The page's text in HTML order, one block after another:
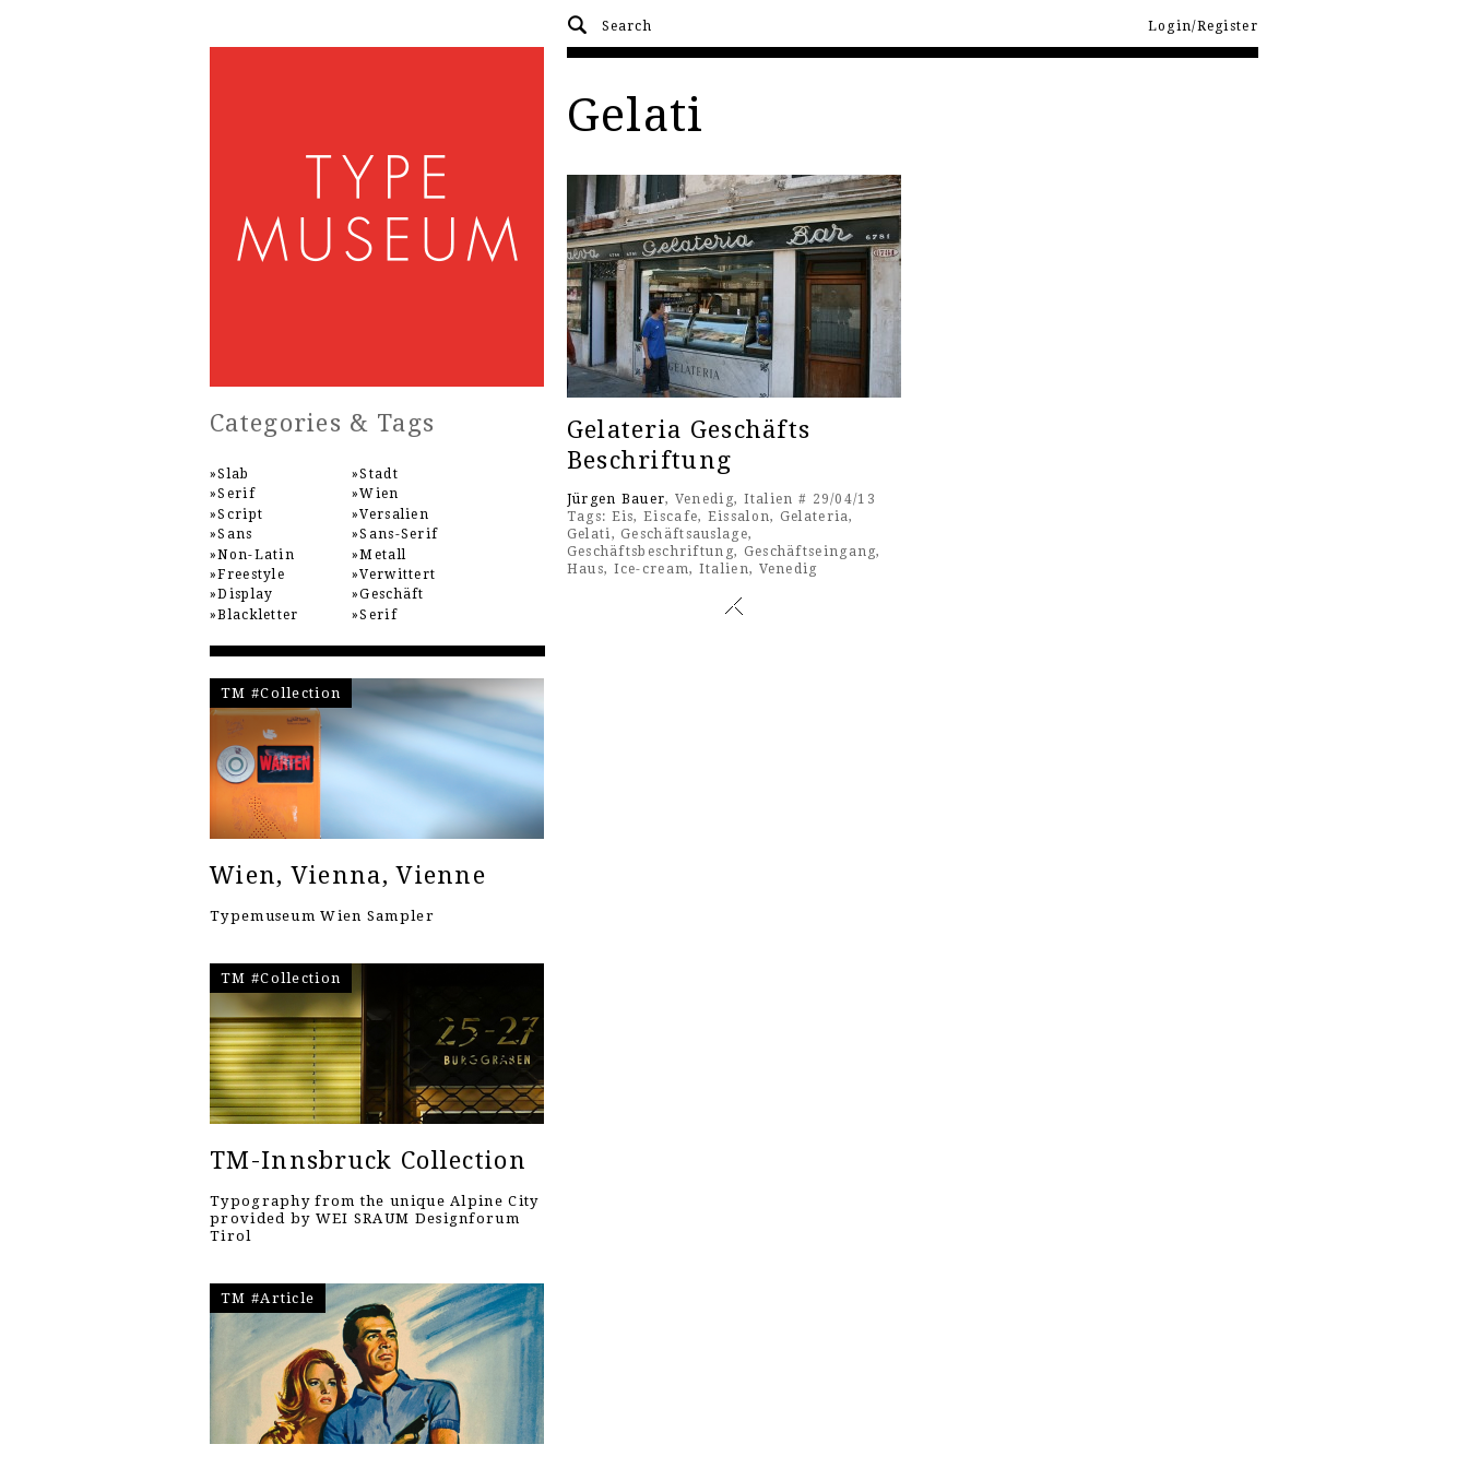
Login/Register
Gelati
Gelateria Geschäfts
Beschriftung
Jürgen Bauer, Venedig, Italien # 29/04/13
Tags: Eis,Eiscafe, Eissalon, Gelateria,
Gelati,Geschäftsauslage,
Geschäftsbeschriftung, Geschäftseingang,
Haus, Ice-cream, Italien, Venedig
Categories & Tags
Slab
Serif
Script
Sans
Non-Latin
Freestyle
Display
Blackletter
Stadt
Wien
Versalien
Sans-Serif
Metall
Verwittert
Geschäft
Serif
TM #Collection
Wien, Vienna, Vienne
Typemuseum Wien Sampler
TM #Collection
TM-Innsbruck Collection
Typography from the unique Alpine City
provided by WEI SRAUM Designforum
Tirol
TM #Article